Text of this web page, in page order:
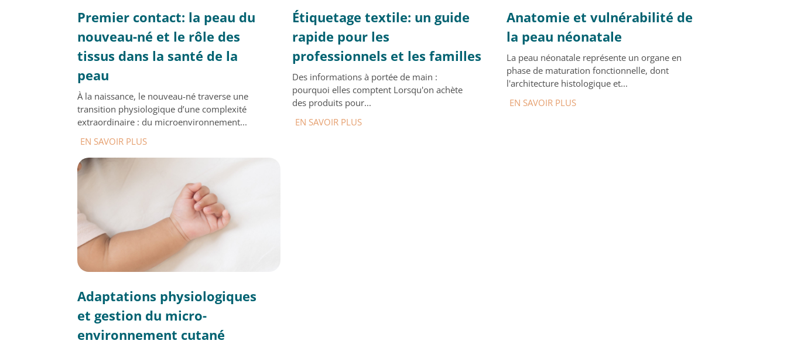
Premier contact: la peau du
nouveau-né et le rôle des
tissus dans la santé de la
peau
À la naissance, le nouveau-né traverse une
transition physiologique d’une complexité
extraordinaire : du microenvironnement...
EN SAVOIR PLUS
Étiquetage textile: un guide
rapide pour les
professionnels et les familles
Des informations à portée de main :
pourquoi elles comptent Lorsqu'on achète
des produits pour...
EN SAVOIR PLUS
Anatomie et vulnérabilité de
la peau néonatale
La peau néonatale représente un organe en
phase de maturation fonctionnelle, dont
l'architecture histologique et...
EN SAVOIR PLUS
Adaptations physiologiques
et gestion du micro-
environnement cutané